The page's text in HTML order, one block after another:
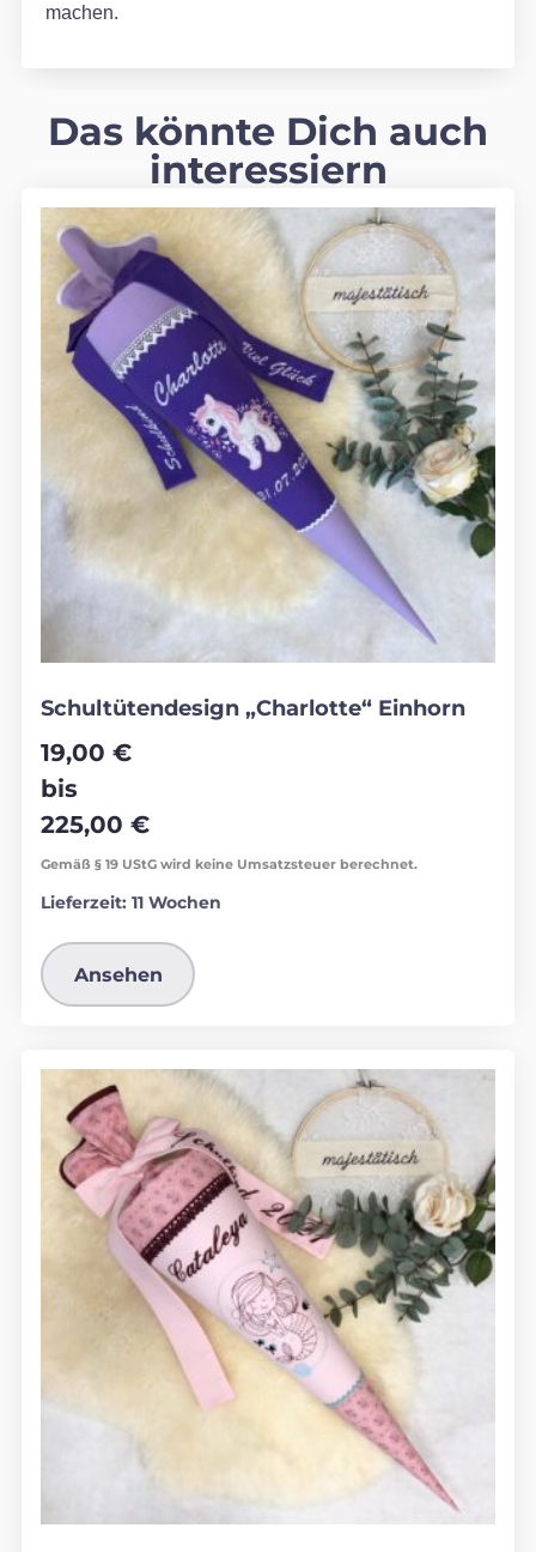
machen.
Das könnte Dich auch
interessiern
Schultütendesign „Charlotte“ Einhorn
19,00 €
bis
225,00 €
Gemäß § 19 UStG wird keine Umsatzsteuer berechnet.
Lieferzeit: 11 Wochen
Ansehen